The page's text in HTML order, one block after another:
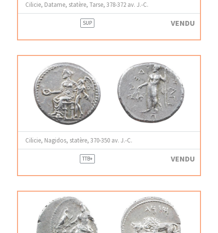
Cilicie, Datame, statère, Tarse, 378-372 av. J.-C.
SUP VENDU
Cilicie, Nagidos, statère, 370-350 av. J.-C.
TTB+ VENDU